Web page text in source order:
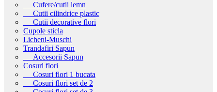
Cufere/cutii lemn
Cutii cilindrice plastic
Cutii decorative flori
Cupole sticla
Licheni-Muschi
Trandafiri Sapun
Accesorii Sapun
Cosuri flori
Cosuri flori 1 bucata
Cosuri flori set de 2